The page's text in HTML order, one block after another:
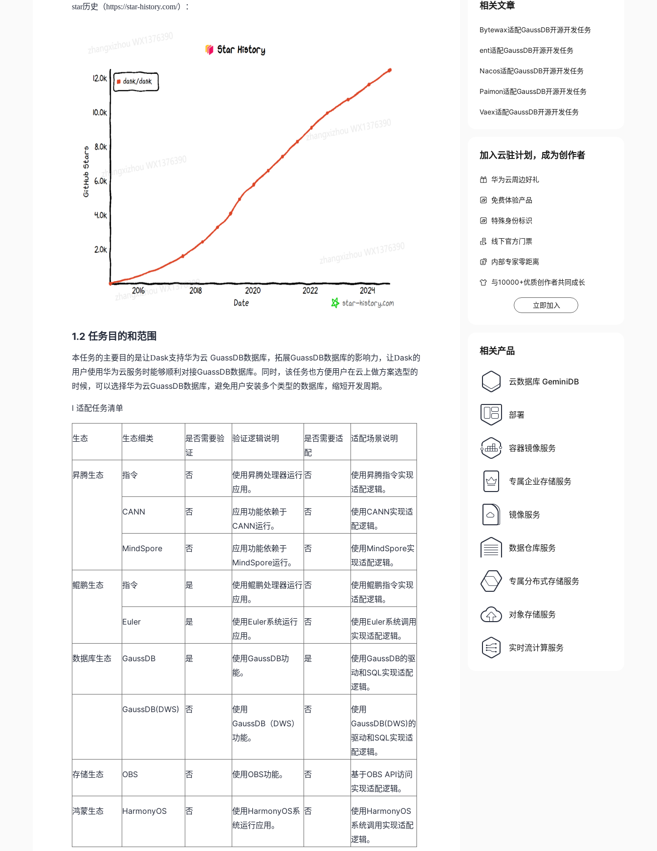
star历史（https://star-history.com/）：
1.2 任务目的和范围
本任务的主要目的是让Dask支持华为云 GuassDB数据库，拓展GuassDB数据库的影响力，让Dask的
用户使用华为云服务时能够顺利对接GuassDB数据库。同时，该任务也方便用户在云上做方案选型的
时候，可以选择华为云GuassDB数据库，避免用户安装多个类型的数据库，缩短开发周期。
l 适配任务清单
生态 生态细类
是否需要验
证
验证逻辑说明
是否需要适
配
适配场景说明
昇腾生态 指令 否
使用昇腾处理器运行
应用。
否
使用昇腾指令实现
适配逻辑。
CANN 否 应用功能依赖于
CANN运行。
否 使用 CANN实现适
配逻辑。
MindSpore 否 应用功能依赖于
MindSpore运行。
否 使用 MindSpore实
现适配逻辑。
鲲鹏生态 指令 是
使用鲲鹏处理器运行
应用。
否
使用鲲鹏指令实现
适配逻辑。
Euler 是 使用 Euler系统运行
应用。
否 使用 Euler系统调用
实现适配逻辑。
数据库生态 GaussDB 是 使用 GaussDB功
能。
是 使用 GaussDB的驱
动和SQL实现适配
逻辑。
GaussDB(DWS) 否 使用
GaussDB （DWS）
功能。
否 使用
GaussDB(DWS)的
驱动和SQL实现适
配逻辑。
存储生态 OBS 否 使用 OBS功能。 否 基于OBS API访问
实现适配逻辑。
鸿蒙生态 HarmonyOS 否 使用 HarmonyOS系
统运行应用。
否 使用 HarmonyOS
系统调用实现适配
逻辑。
相关文章
Bytewax适配GaussDB开源开发任务
ent适配GaussDB开源开发任务
Nacos适配GaussDB开源开发任务
Paimon适配GaussDB开源开发任务
Vaex适配GaussDB开源开发任务
加入云驻计划，成为创作者
华为云周边好礼
免费体验产品
特殊身份标识
线下官方门票
内部专家零距离
与10000+优质创作者共同成长
立即加入
相关产品
云数据库 GeminiDB
部署
容器镜像服务
专属企业存储服务
镜像服务
数据仓库服务
专属分布式存储服务
对象存储服务
实时流计算服务